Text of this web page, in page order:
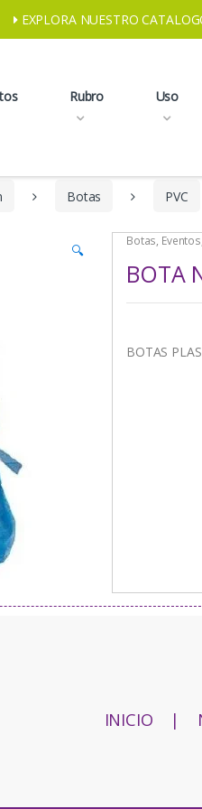
EXPLORA NUESTRO
Rubro Uso
Botas PVC
🔍
Botas, Eventos
BOTA
BOTAS
INICIO |